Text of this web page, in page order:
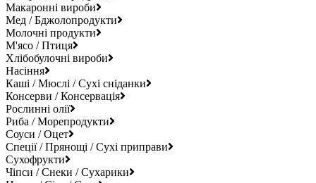
Макаронні вироби
Мед / Бджолопродукти
Молочні продукти
М'ясо / Птиця
Хлібобулочні вироби
Насіння
Каші / Мюслі / Сухі сніданки
Консерви / Консервація
Рослинні олії
Риба / Морепродукти
Соуси / Оцет
Спеції / Прянощі / Сухі приправи
Сухофрукти
Чіпси / Снеки / Сухарики